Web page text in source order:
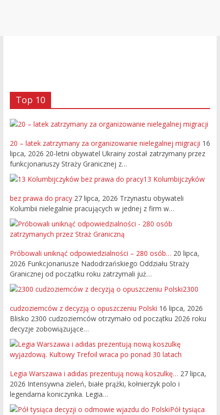
Top 10
20 – latek zatrzymany za organizowanie nielegalnej migracji 16
lipca, 2026 20-letni obywatel Ukrainy został zatrzymany przez
funkcjonariuszy Straży Granicznej z…
13 Kolumbijczyków
bez prawa do pracy27 lipca, 2026 Trzynastu obywateli
Kolumbii nielegalnie pracujących w jednej z firm w…
Próbowali uniknąć odpowiedzialności – 280 osób… 20 lipca,
2026 Funkcjonariusze Nadodrzańskiego Oddziału Straży
Granicznej od początku roku zatrzymali już…
2300
cudzoziemców z decyzją o opuszczeniu Polski 16 lipca, 2026
Blisko 2300 cudzoziemców otrzymało od początku 2026 roku
decyzje zobowiązujące…
Legia Warszawa i adidas prezentują nową koszulkę… 27 lipca,
2026 Intensywna zieleń, białe prążki, kołnierzyk polo i
legendarna koniczynka. Legia…
Pół tysiąca